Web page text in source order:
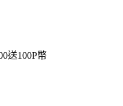
送100P幣